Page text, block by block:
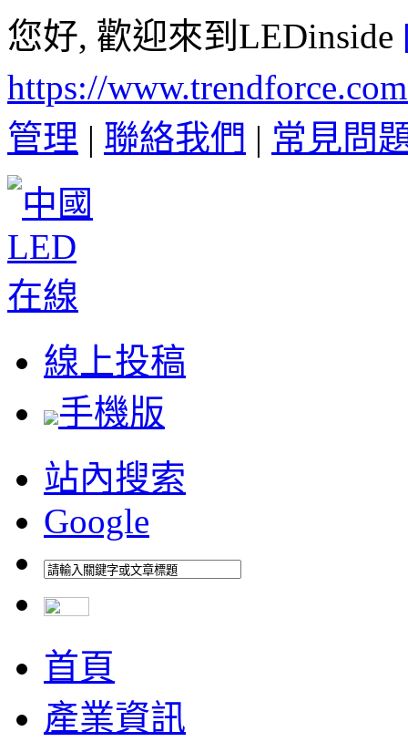
您好, 歡迎來到LEDinside
https://
管理 | 聯絡我們 | 常見問
線上投稿
手機版
站內搜索
Google
首頁
產業資訊